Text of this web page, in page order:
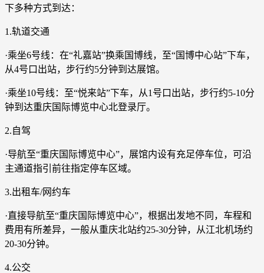
下多种方式到达：
1.轨道交通
·乘坐6号线：在“礼嘉站”换乘国博线，至“国博中心站”下车，
从4号口出站，步行约5分钟到达展馆。
·乘坐10号线：至“悦来站”下车，从1号口出站，步行约5-10分
钟到达重庆国际博览中心北登录厅。
2.自驾
·导航至“重庆国际博览中心”，展馆内设有充足停车位，可沿
主通道指引前往指定停车区域。
3.出租车/网约车
·直接导航至“重庆国际博览中心”，根据出发地不同，车程和
费用有所差异，一般从重庆北站约25-30分钟，从江北机场约
20-30分钟。
4.公交